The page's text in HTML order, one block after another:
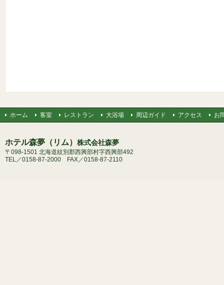
ホーム 客室 レストラン 大浴場 周辺ガイド アクセス お
ホテル森夢（リム） 株式会社森夢
〒098-1501 北海道紋別郡西興部村字西興部492
TEL／0158-87-2000 FAX／0158-87-2110